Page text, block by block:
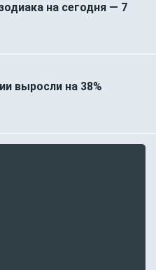
на сегодня — 7
выросли на 38%